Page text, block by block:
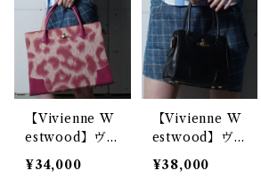
ンドバッグ whi
te
ダーバッグ lig
ht brown
【Vivienne W
estwood】ヴ
ィヴィアンウエ
ストウッド オ
¥34,000
【Vivienne W
estwood】ヴ
ィヴィアンウエ
ストウッド オ
¥38,000